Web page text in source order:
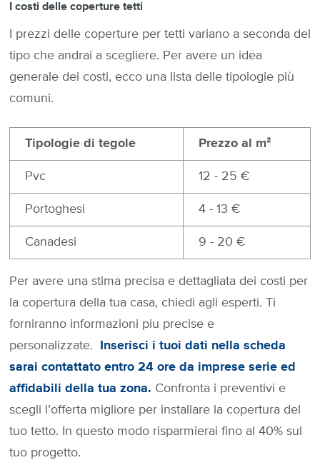
I costi delle coperture tetti
I prezzi delle coperture per tetti variano a seconda del
tipo che andrai a scegliere. Per avere un idea
generale dei costi, ecco una lista delle tipologie più
comuni.
Tipologie di tegole Prezzo al mᒾ
Pvc 12 - 25 €
Portoghesi 4 - 13 €
Canadesi 9 - 20 €
Per avere una stima precisa e dettagliata dei costi per
la copertura della tua casa, chiedi agli esperti. Ti
forniranno informazioni piu precise e
personalizzate.
Inserisci i tuoi dati nella scheda
sarai contattato entro 24 ore da imprese serie ed
affidabili della tua zona. Confronta i preventivi e
scegli l’offerta migliore per installare la copertura del
tuo tetto. In questo modo risparmierai fino al 40% sul
tuo progetto.